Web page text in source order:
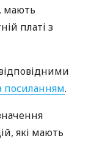
мають
платі з
посиланням.
які мають